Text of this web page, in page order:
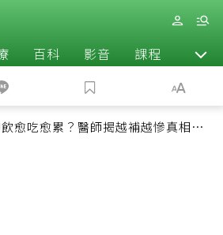
百科 影音 課程 退休
愈吃愈累？醫師揭越補越慘真相：